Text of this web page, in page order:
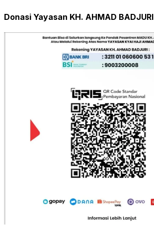
Donasi Yayasan KH. AHMAD BADJURI